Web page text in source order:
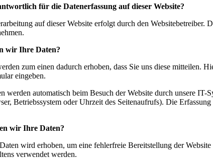
für die Datenerfassung auf dieser Website?
auf dieser Website erfolgt durch den Websitebetreiber.
wir Ihre Daten?
zum einen dadurch erhoben, dass Sie uns diese mitteilen.
eingeben.
werden automatisch beim Besuch der Website durch unsere IT-
Betriebssystem oder Uhrzeit des Seitenaufrufs). Die
wir Ihre Daten?
wird erhoben, um eine fehlerfreie Bereitstellung der
verwendet werden.